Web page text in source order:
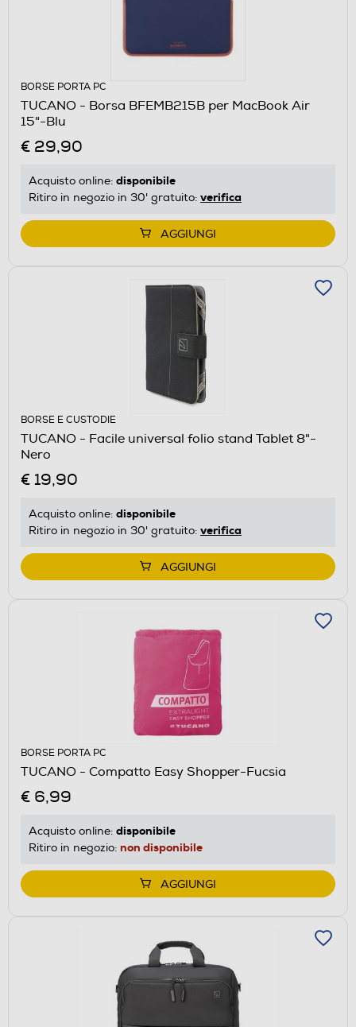
BORSE PORTA PC
TUCANO - Borsa BFEMB215B per MacBook Air
15"-Blu
€ 29,90
Acquisto online: disponibile
Ritiro in negozio in 30' gratuito: verifica
AGGIUNGI
BORSE E CUSTODIE
TUCANO - Facile universal folio stand Tablet 8"-
Nero
€ 19,90
Acquisto online: disponibile
Ritiro in negozio in 30' gratuito: verifica
AGGIUNGI
BORSE PORTA PC
TUCANO - Compatto Easy Shopper-Fucsia
€ 6,99
Acquisto online: disponibile
Ritiro in negozio: non disponibile
AGGIUNGI